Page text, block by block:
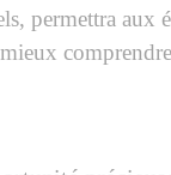
permettra aux